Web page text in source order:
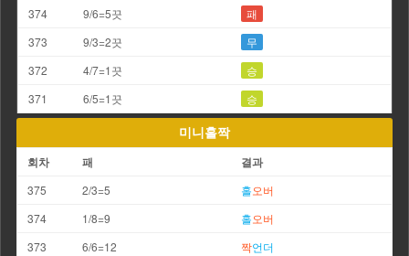
374
9/6=5끗
패
373
9/3=2끗
무
372
4/7=1끗
승
371
6/5=1끗 승
미니홀짝
회차 패 결과
375 2/3=5 홀오버
374
1/8=9 홀오버
373
6/6=12 짝언더